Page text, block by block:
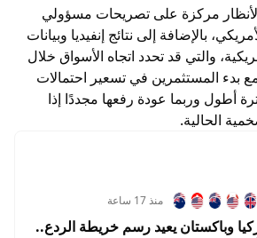
مركزة على تصريحات مسؤولي
بالإضافة إلى نتائج إنفيديا وبيانات
والتي قد تحدد اتجاه الأسواق خلال
بدء المستثمرين في تسعير احتمالات
أطول وربما عودة رفعها مجددًا إذا
الحالية.
منذ 17 ساعة
وباكستان يعيد رسم خريطة الردع..